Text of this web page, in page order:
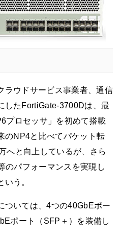
ラウドサービス事業者、通信
したFortiGate-3700Dは、最
プロセッサ」を初めて搭載
のNP4と比べてパケット転
へと向上しているが、さら
のパフォーマンスを実現し
う。
ついては、4つの40GbEポー
ポート（SFP＋）を装備し